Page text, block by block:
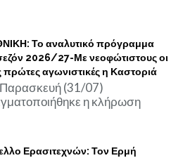
Το αναλυτικό πρόγραμμα
2026/27-Με νεοφώτιστους οι
πρώτες αγωνιστικές η Καστοριά
(31/07)
η κλήρωση
Ερασιτεχνών: Τον Ερμή